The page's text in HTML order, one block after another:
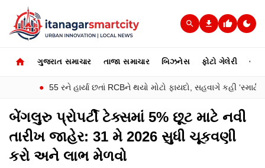
ગુજરાત સમાચાર તાજા સમાચાર બિઝનેસ ફોટો ગેલેરી
55 રને હાર્યા છતાં RCBને થયો મોટો ફાયદો, સહવાગે કહી ‘સ્માર્ટ
બેંગલુરુ પ્રોપર્ટી ટેક્સમાં 5% છૂટ માટે નવી
તારીખ જાહેર: 31 મે 2026 સુધી ચૂકવણી
કરો અને લાભ મેળવો